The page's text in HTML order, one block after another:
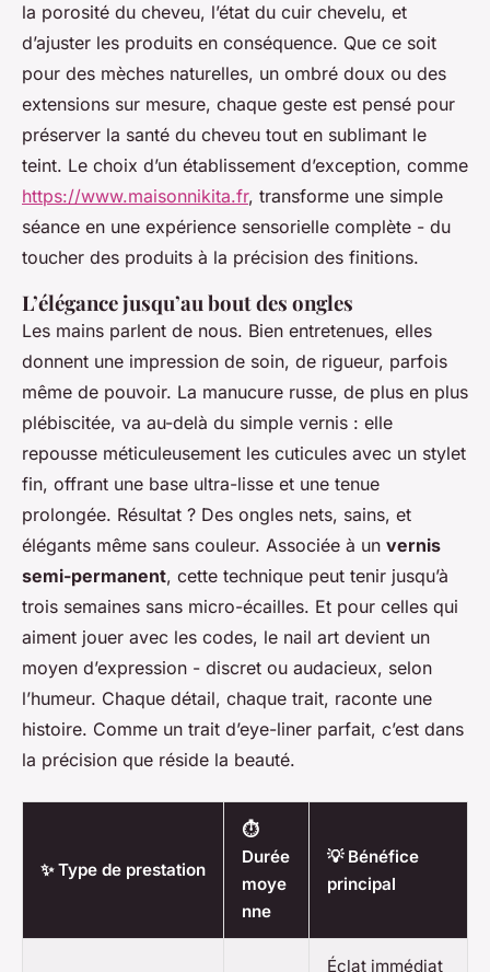
la porosité du cheveu, l’état du cuir chevelu, et
d’ajuster les produits en conséquence. Que ce soit
pour des mèches naturelles, un ombré doux ou des
extensions sur mesure, chaque geste est pensé pour
préserver la santé du cheveu tout en sublimant le
teint. Le choix d’un établissement d’exception, comme
https://www.maisonnikita.fr, transforme une simple
séance en une expérience sensorielle complète - du
toucher des produits à la précision des finitions.
L’élégance jusqu’au bout des ongles
Les mains parlent de nous. Bien entretenues, elles
donnent une impression de soin, de rigueur, parfois
même de pouvoir. La manucure russe, de plus en plus
plébiscitée, va au-delà du simple vernis : elle
repousse méticuleusement les cuticules avec un stylet
fin, offrant une base ultra-lisse et une tenue
prolongée. Résultat ? Des ongles nets, sains, et
élégants même sans couleur. Associée à un vernis
semi-permanent, cette technique peut tenir jusqu’à
trois semaines sans micro-écailles. Et pour celles qui
aiment jouer avec les codes, le nail art devient un
moyen d’expression - discret ou audacieux, selon
l’humeur. Chaque détail, chaque trait, raconte une
histoire. Comme un trait d’eye-liner parfait, c’est dans
la précision que réside la beauté.
✨ Type de prestation
⏱️
Durée
moye
nne
💡 Bénéfice
principal
Éclat immédiat